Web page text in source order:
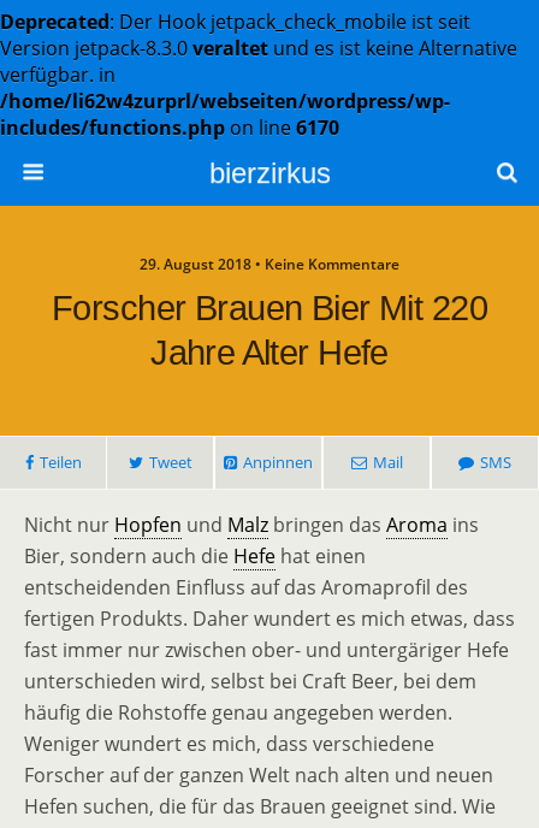
Deprecated: Der Hook jetpack_check_mobile ist seit
Version jetpack-8.3.0veraltet und es ist keine Alternative
verfügbar. in
/home/li62w4zurprl/webseiten/wordpress/wp-
includes/functions.php on line6170
bierzirkus
29. August 2018 • Keine Kommentare
Forscher Brauen Bier Mit 220
Jahre Alter Hefe
Teilen Tweet Anpinnen Mail SMS
Nicht nur Hopfen und Malz bringen das Aroma ins
Bier, sondern auch die Hefe hat einen
entscheidenden Einfluss auf das Aromaprofil des
fertigen Produkts. Daher wundert es mich etwas, dass
fast immer nur zwischen ober- und untergäriger Hefe
unterschieden wird, selbst bei Craft Beer, bei dem
häufig die Rohstoffe genau angegeben werden.
Weniger wundert es mich, dass verschiedene
Forscher auf der ganzen Welt nach alten und neuen
Hefen suchen, die für das Brauen geeignet sind. Wie